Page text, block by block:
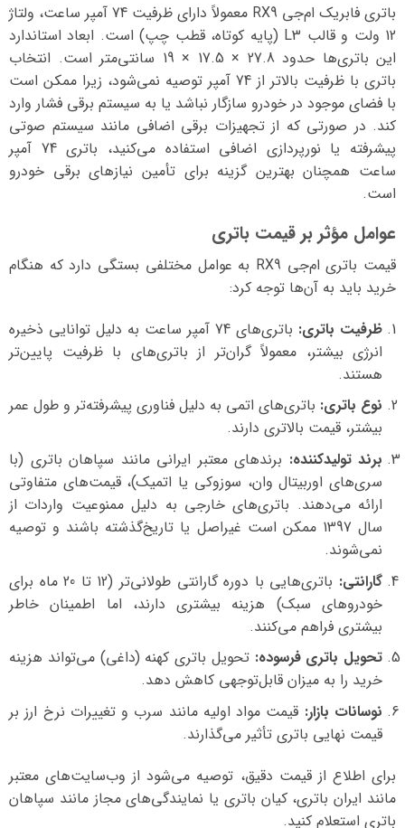
باتری فابریک ام‌جی RX9 معمولاً دارای ظرفیت 74 آمپر ساعت، ولتاژ
12 ولت و قالب L3 (پایه کوتاه، قطب چپ) است. ابعاد استاندارد
این باتری‌ها حدود 27.8 × 17.5 × 19 سانتی‌متر است. انتخاب
باتری با ظرفیت بالاتر از 74 آمپر توصیه نمی‌شود، زیرا ممکن است
با فضای موجود در خودرو سازگار نباشد یا به سیستم برقی فشار وارد
کند. در صورتی که از تجهیزات برقی اضافی مانند سیستم صوتی
پیشرفته یا نورپردازی اضافی استفاده می‌کنید، باتری 74 آمپر
ساعت همچنان بهترین گزینه برای تأمین نیازهای برقی خودرو
است.
عوامل مؤثر بر قیمت باتری
قیمت باتری ام‌جی RX9 به عوامل مختلفی بستگی دارد که هنگام
خرید باید به آن‌ها توجه کرد:
ظرفیت باتری:
باتری‌های 74 آمپر ساعت به دلیل توانایی ذخیره
انرژی بیشتر، معمولاً گران‌تر از باتری‌های با ظرفیت پایین‌تر
هستند.
نوع باتری: باتری‌های اتمی به دلیل فناوری پیشرفته‌تر و طول عمر
بیشتر، قیمت بالاتری دارند.
برند تولیدکننده: برندهای معتبر ایرانی مانند سپاهان باتری (با
سری‌های اوربیتال وان، سوزوکی یا اتمیک)، قیمت‌های متفاوتی
ارائه می‌دهند. باتری‌های خارجی به دلیل ممنوعیت واردات از
سال 1397 ممکن است غیراصل یا تاریخ‌گذشته باشند و توصیه
نمی‌شوند.
گارانتی:
باتری‌هایی با دوره گارانتی طولانی‌تر (12 تا 20 ماه برای
خودروهای سبک) هزینه بیشتری دارند، اما اطمینان خاطر
بیشتری فراهم می‌کنند.
تحویل باتری فرسوده: تحویل باتری کهنه (داغی) می‌تواند هزینه
خرید را به میزان قابل‌توجهی کاهش دهد.
نوسانات بازار: قیمت مواد اولیه مانند سرب و تغییرات نرخ ارز بر
قیمت نهایی باتری تأثیر می‌گذارند.
برای اطلاع از قیمت دقیق، توصیه می‌شود از وب‌سایت‌های معتبر
مانند ایران باتری، کیان باتری یا نمایندگی‌های مجاز مانند سپاهان
باتری استعلام کنید.